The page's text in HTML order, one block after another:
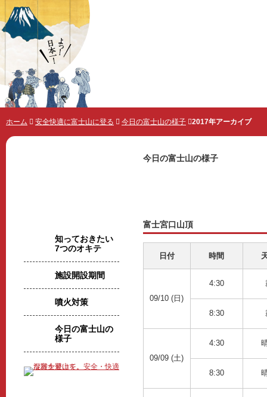
ホーム 安全快適に富士山に登る 今日の富士山の様子 2017年アーカイブ
知っておきたい
7つのオキテ
施設開設期間
噴火対策
今日の富士山の
様子
今日の富士山の様子
富士宮口山頂
日付 時間
09/10 (日)
4:30
8:30
09/09 (土)
4:30
8:30